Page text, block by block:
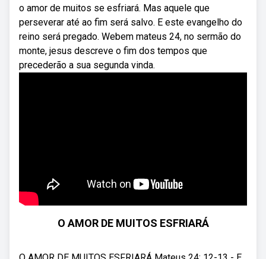
o amor de muitos se esfriará. Mas aquele que
perseverar até ao fim será salvo. E este evangelho do
reino será pregado. Webem mateus 24, no sermão do
monte, jesus descreve o fim dos tempos que
precederão a sua segunda vinda.
O AMOR DE MUITOS ESFRIARÁ